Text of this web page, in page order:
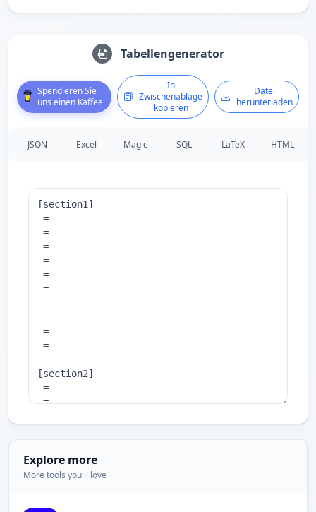
Tabellengenerator
Spendieren Sie
uns einen Kaffee
In
Zwischenablage
kopieren
Datei
herunterladen
JSON Excel Magic SQL LaTeX HTML
Explore more
More tools you'll love